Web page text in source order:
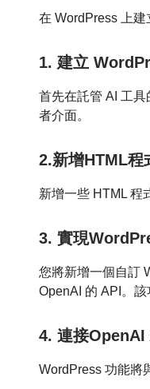
在 WordPress 上建
1. 建立
首先在託管 AI 工
者介面。
2.新增HTML程
新增一些 HTML 程
3. 實現
您將新增一個自訂
OpenAI 的 API。
4. 連接OpenAI
WordPress 功能將